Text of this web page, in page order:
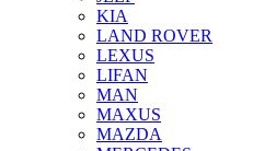
KIA
LAND ROVER
LEXUS
LIFAN
MAN
MAXUS
MAZDA